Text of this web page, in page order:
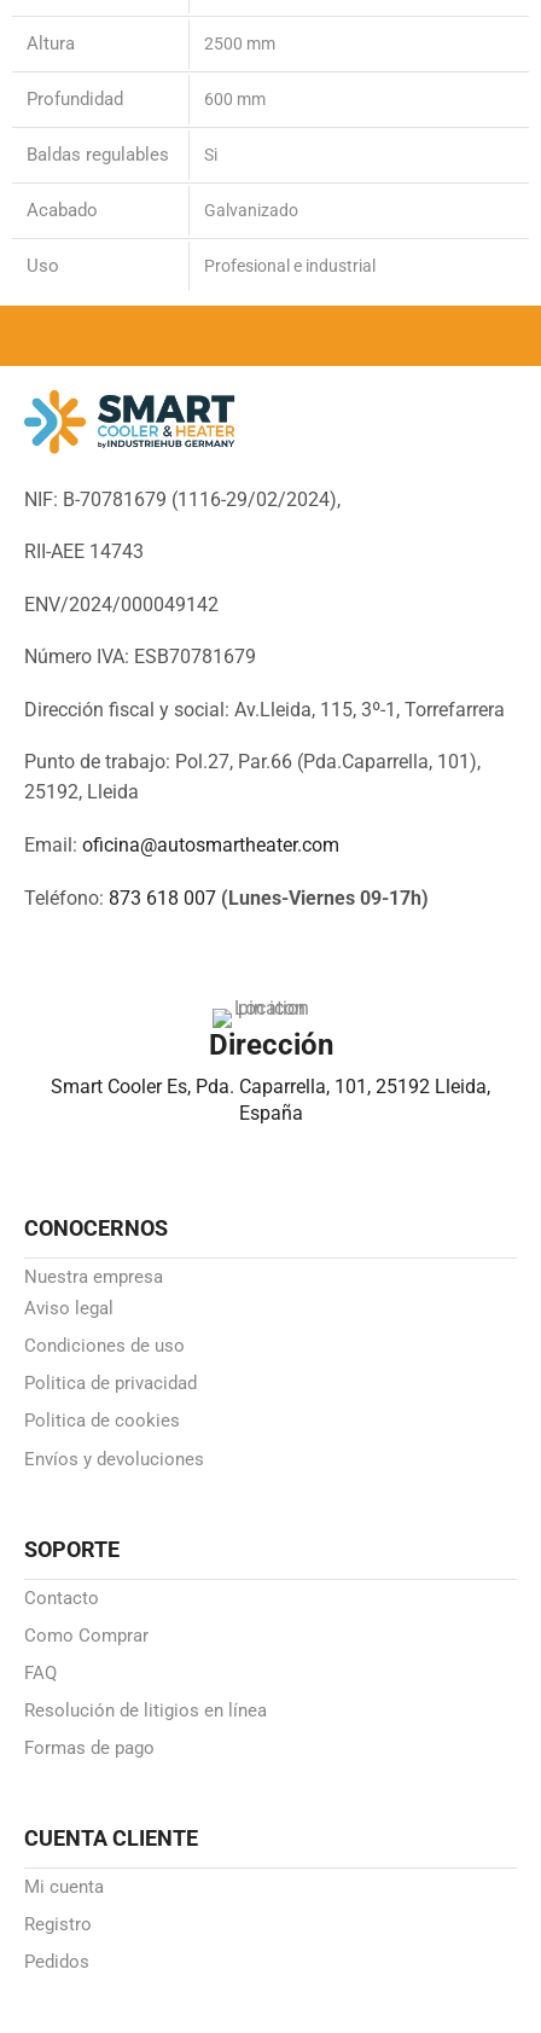
Altura 2500 mm
Profundidad 600 mm
Baldas regulables Si
Acabado Galvanizado
Uso Profesional e industrial
NIF: B-70781679 (1116-29/02/2024),
RII-AEE 14743
ENV/2024/000049142
Número IVA: ESB70781679
Dirección fiscal y social: Av.Lleida, 115, 3º-1, Torrefarrera
Punto de trabajo: Pol.27, Par.66 (Pda.Caparrella, 101),
25192, Lleida
Email: oficina@autosmartheater.com
Teléfono: 873 618 007 (Lunes-Viernes 09-17h)
Dirección
Smart Cooler Es, Pda. Caparrella, 101, 25192 Lleida,
España
CONOCERNOS
Nuestra empresa
Aviso legal
Condiciones de uso
Politica de privacidad
Politica de cookies
Envíos y devoluciones
SOPORTE
Contacto
Como Comprar
FAQ
Resolución de litigios en línea
Formas de pago
CUENTA CLIENTE
Mi cuenta
Registro
Pedidos